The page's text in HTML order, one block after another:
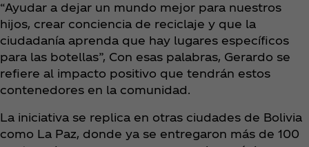
“Ayudar a dejar un mundo mejor para nuestros
hijos, crear conciencia de reciclaje y que la
ciudadanía aprenda que hay lugares específicos
para las botellas”, Con esas palabras, Gerardo se
refiere al impacto positivo que tendrán estos
contenedores en la comunidad.
La iniciativa se replica en otras ciudades de Bolivia
como La Paz, donde ya se entregaron más de 100